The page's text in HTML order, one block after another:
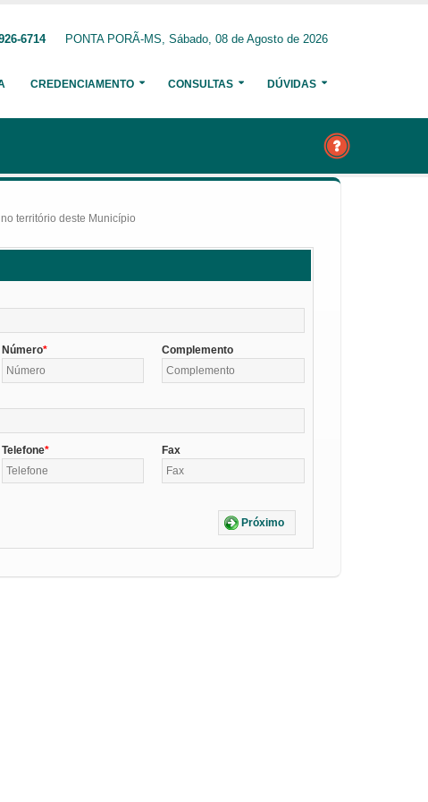
6714 PONTA PORÃ-MS, Sábado, 08 de Agosto de 2026
CREDENCIAMENTO CONSULTAS DÚVIDAS
território deste Município
Número Complemento
Telefone Fax
Próximo